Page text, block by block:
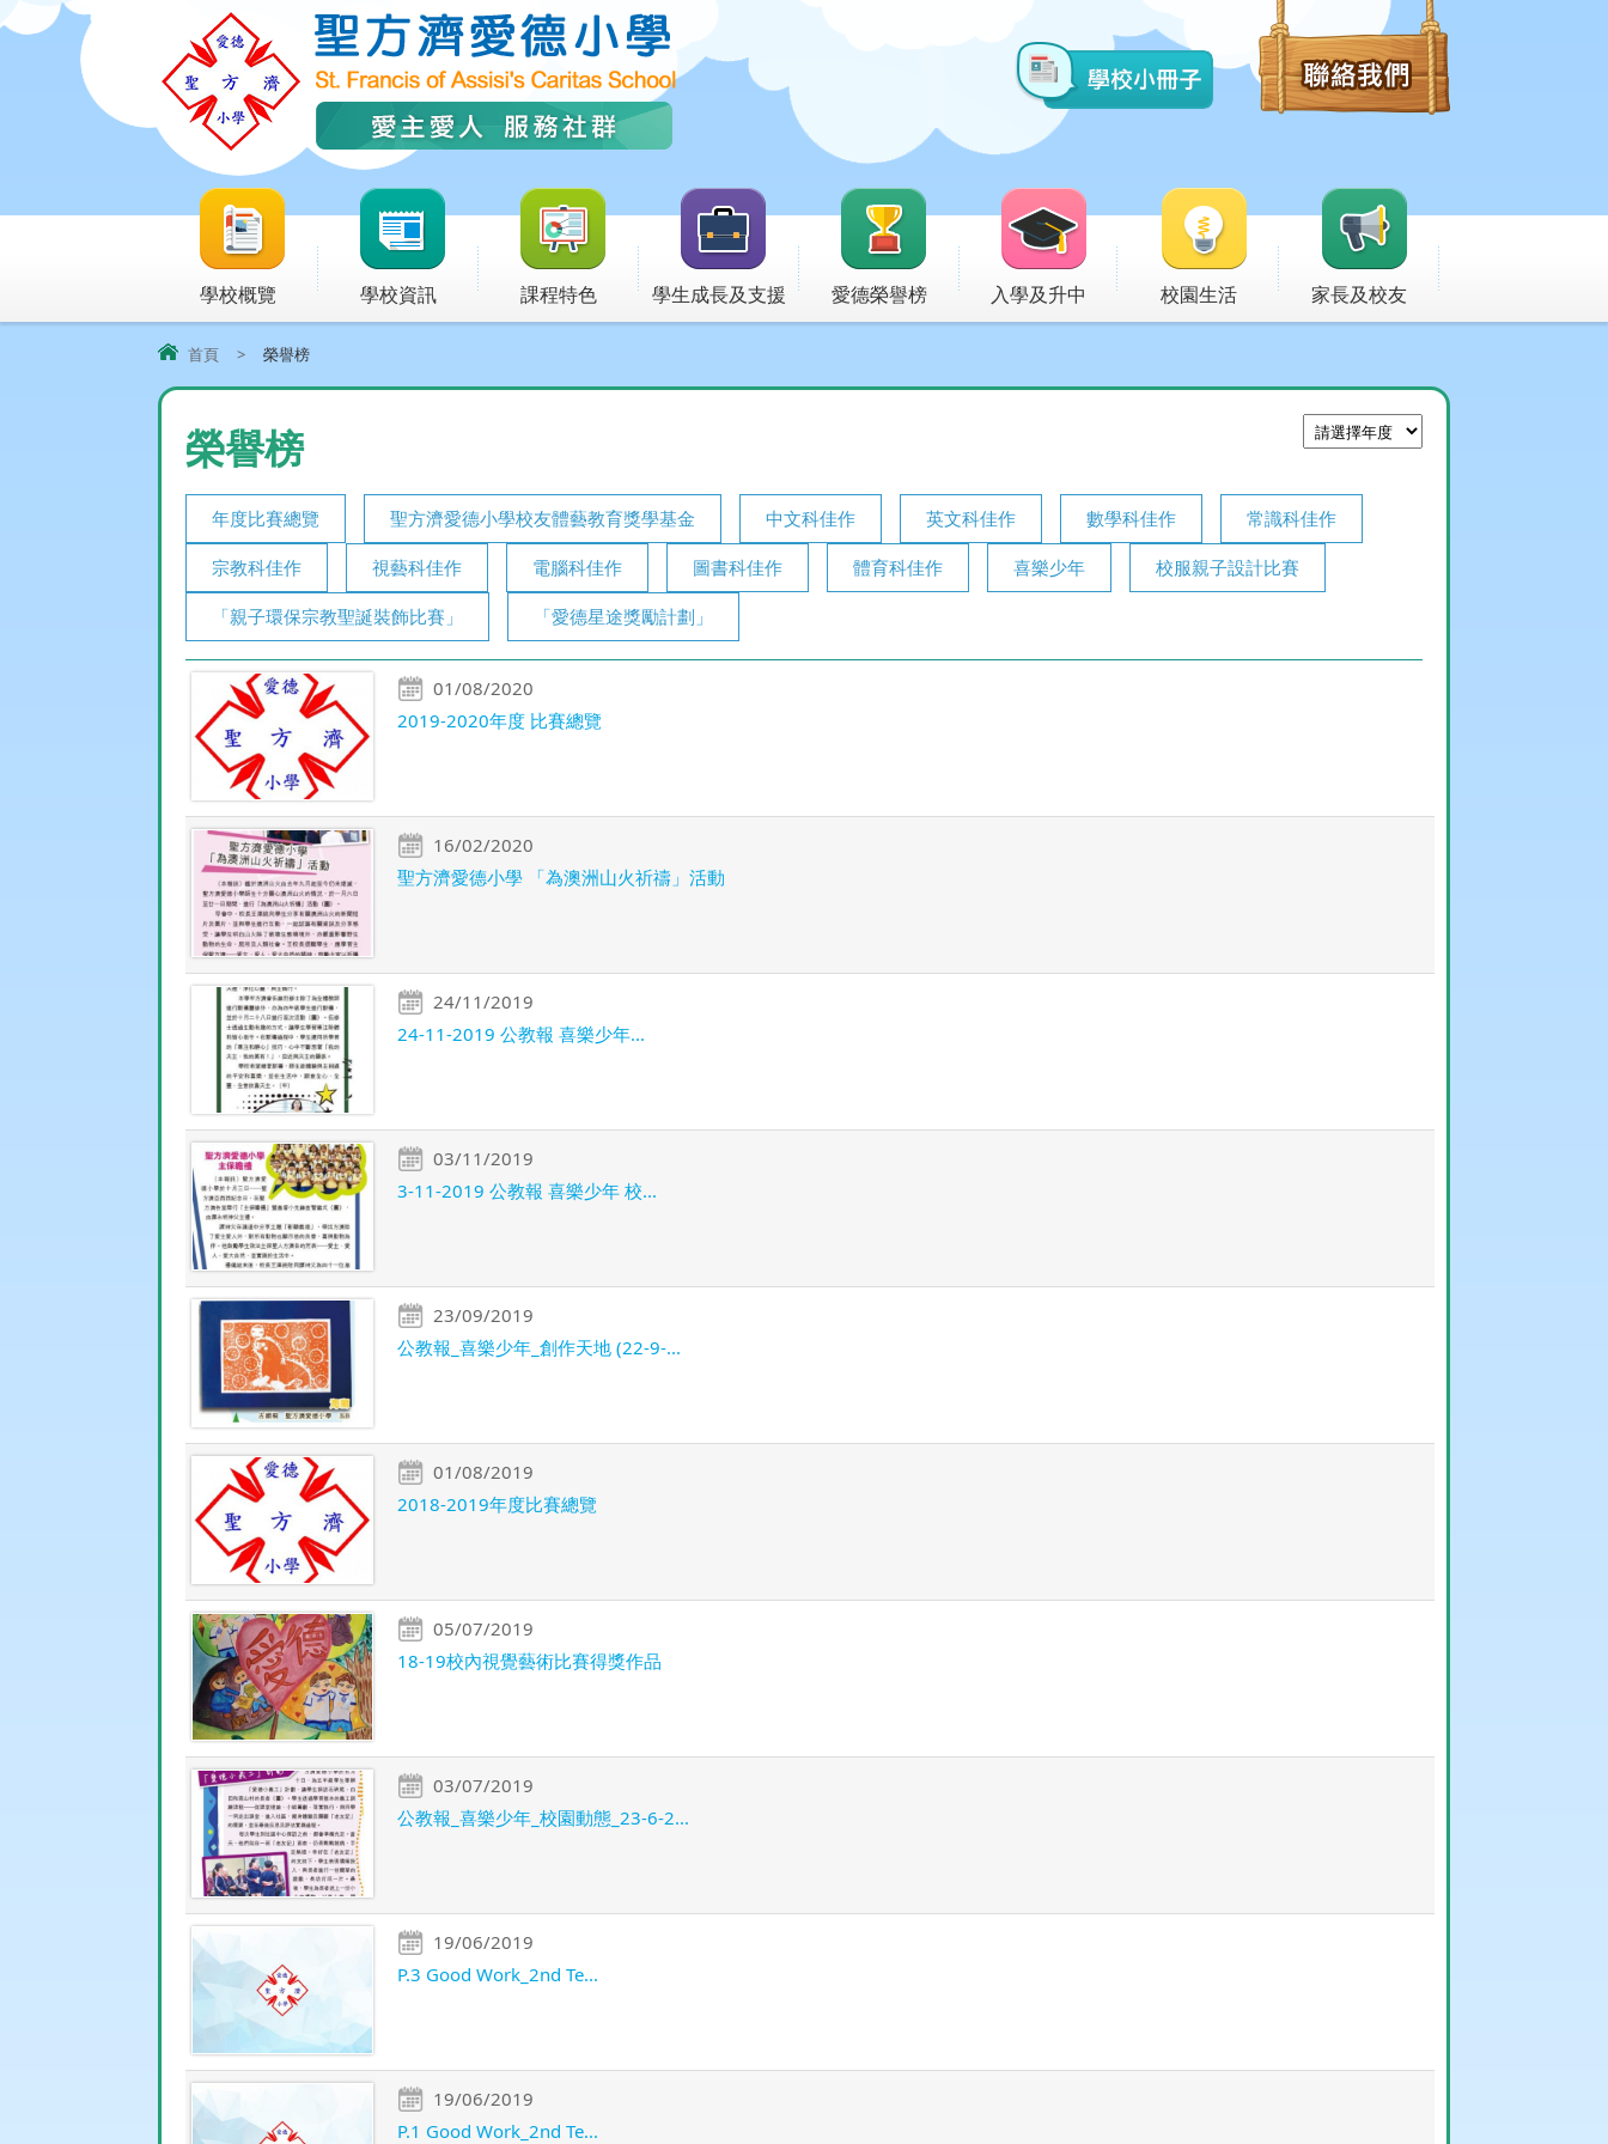
學校概覽 學校資訊 課程特色 學生成長及支援 愛德榮譽榜 入學及升中 校園生活 家長及校友
首頁 > 榮譽榜
榮譽榜
年度比賽總覽 聖方濟愛德小學校友體藝教育獎學基金 中文科佳作 英文科佳作 數學科佳作 常識科佳作
宗教科佳作 視藝科佳作 電腦科佳作 圖書科佳作 體育科佳作 喜樂少年 校服親子設計比賽
「親子環保宗教聖誕裝飾比賽」 「愛德星途獎勵計劃」
01/08/2020
2019-2020年度 比賽總覽
16/02/2020
聖方濟愛德小學 「為澳洲山火祈禱」活動
24/11/2019
24-11-2019 公教報 喜樂少年...
03/11/2019
3-11-2019 公教報 喜樂少年 校...
23/09/2019
公教報_喜樂少年_創作天地 (22-9-...
01/08/2019
2018-2019年度比賽總覽
05/07/2019
18-19校內視覺藝術比賽得獎作品
03/07/2019
公教報_喜樂少年_校園動態_23-6-2...
19/06/2019
P.3 Good Work_2nd Te...
19/06/2019
P.1 Good Work_2nd Te...